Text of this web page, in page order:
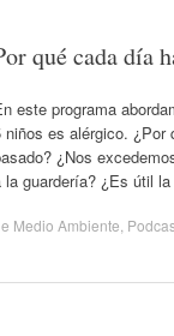
qué cada día
este programa
niños es alérgico. ¿Por
¿Nos
la guardería? ¿Es útil
Medio Ambiente